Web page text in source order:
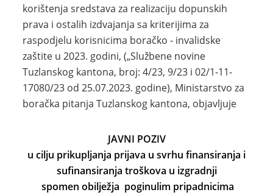
korištenja sredstava za realizaciju dopunskih
prava i ostalih izdvajanja sa kriterijima za
raspodjelu korisnicima boračko - invalidske
zaštite u 2023. godini, („Službene novine
Tuzlanskog kantona, broj: 4/23, 9/23 i 02/1-11-
17080/23 od 25.07.2023. godine), Ministarstvo za
boračka pitanja Tuzlanskog kantona, objavljuje
JAVNI POZIV
u cilju prikupljanja prijava u svrhu finansiranja i
sufinansiranja troškova u izgradnji
spomen obilježja poginulim pripadnicima